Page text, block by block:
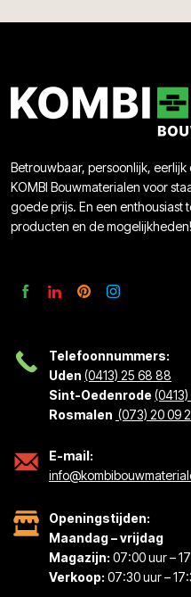
Betrouwbaar, persoonlijk,
KOMBI Bouwmaterialen voor
goede prijs. En een enthousiast
producten en de
Telefoonnummers:
Uden (0413) 25 68 88
Sint-Oedenrode
Rosmalen (073) 20 09
E-mail:
Openingstijden:
Maandag – vrijdag
Magazijn: 07:00 uur –
Verkoop: 07:30 uur –